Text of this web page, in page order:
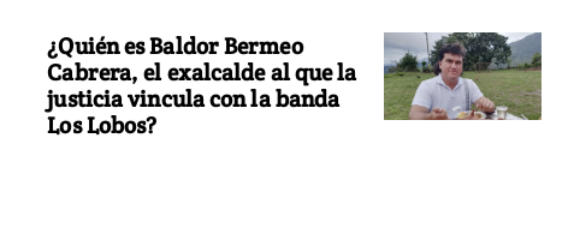
¿Quién es Baldor Bermeo
Cabrera, el exalcalde al que la
justicia vincula con la banda
Los Lobos?